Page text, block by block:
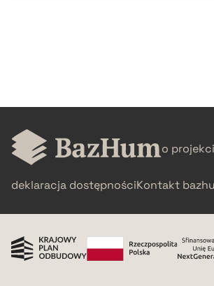
pobierz cytat
o
deklaracja dostępnościKontakt